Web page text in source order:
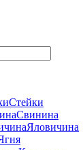
Стейки
Свинина
Яловичина